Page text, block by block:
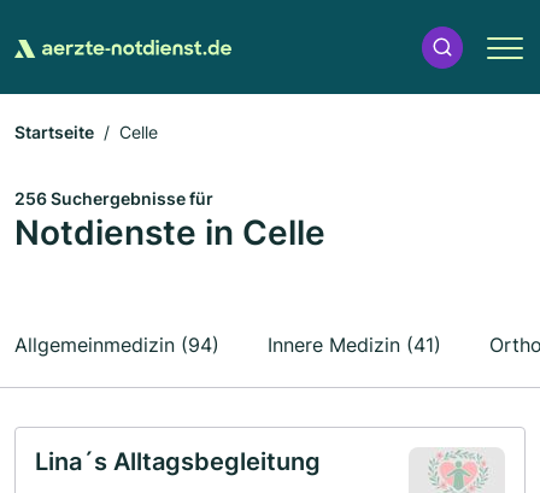
Startseite Celle
256 Suchergebnisse für
Notdienste in Celle
Allgemeinmedizin (94) Innere Medizin (41)
Lina´s Alltagsbegleitung